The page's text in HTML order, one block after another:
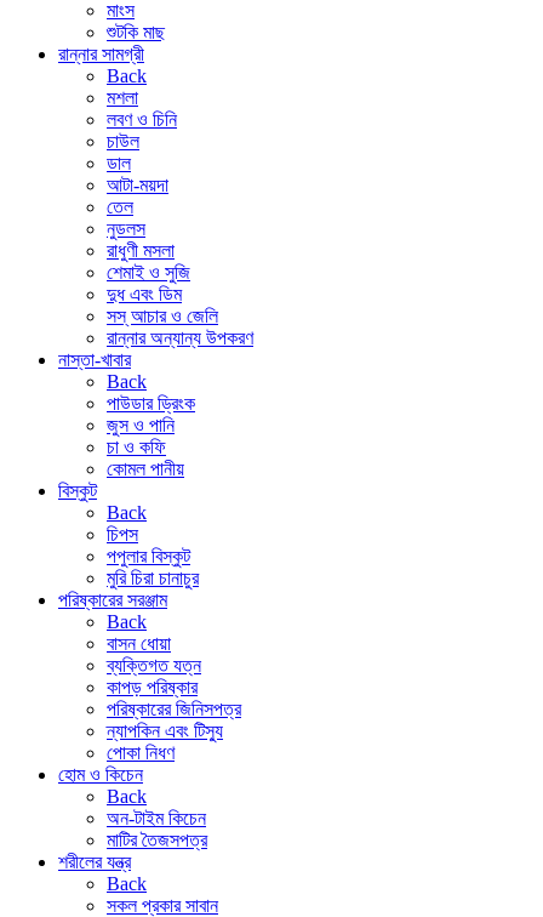
মাংস
শুটকি মাছ
রান্নার সামগ্রী
Back
মশলা
লবণ ও চিনি
চাউল
ডাল
আটা-ময়দা
তেল
নুডলস
রাধুণী মসলা
শেমাই ও সুজি
দুধ এবং ডিম
সস্ আচার ও জেলি
রান্নার অন্যান্য উপকরণ
নাস্তা-খাবার
Back
পাউডার ড্রিংক
জুস ও পানি
চা ও কফি
কোমল পানীয়
বিস্কুট
Back
চিপস
পপুলার বিস্কুট
মুরি চিরা চানাচুর
পরিষ্কারের সরঞ্জাম
Back
বাসন ধোয়া
ব্যক্তিগত যত্ন
কাপড় পরিষ্কার
পরিষ্কারের জিনিসপত্র
ন্যাপকিন এবং টিস্যু
পোকা নিধণ
হোম ও কিচেন
Back
অন-টাইম কিচেন
মাটির তৈজসপত্র
শরীলের যন্ত্র
Back
সকল প্রকার সাবান